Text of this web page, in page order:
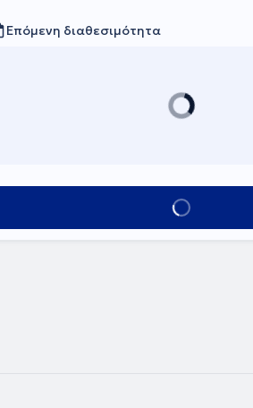
Επόμενη διαθεσιμότητα
Κλείσε ραντεβού